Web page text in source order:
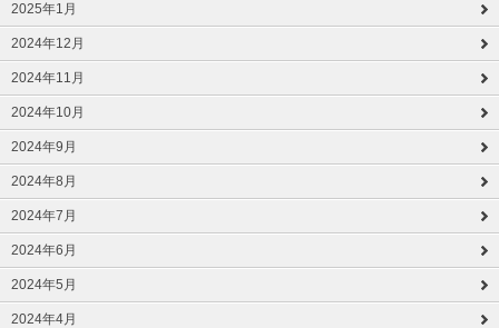
2025年1月
2024年12月
2024年11月
2024年10月
2024年9月
2024年8月
2024年7月
2024年6月
2024年5月
2024年4月